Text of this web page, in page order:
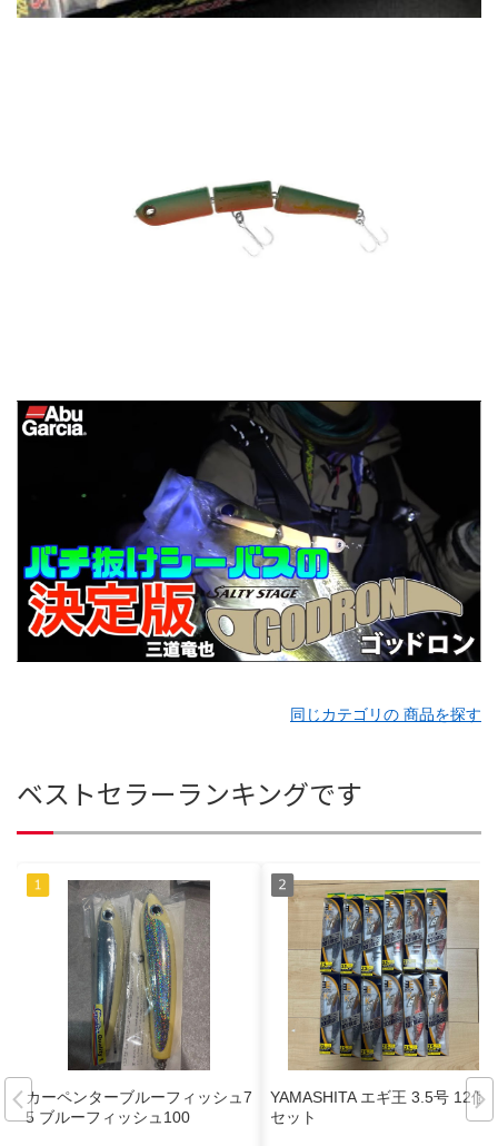
同じカテゴリの 商品を探す
ベストセラーランキングです
カーペンターブルーフィッシュ7
5 ブルーフィッシュ100
YAMASHITA エギ王 3.5号 12個
セット